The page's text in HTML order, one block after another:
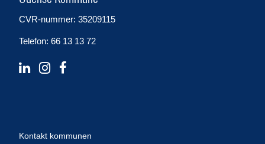
CVR-nummer: 35209115
Telefon: 66 13 13 72
Kontakt kommunen